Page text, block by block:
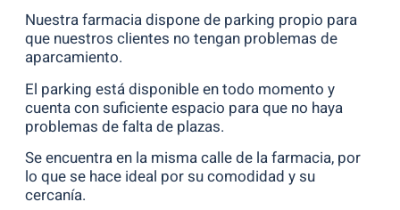
Nuestra farmacia dispone de parking propio para
que nuestros clientes no tengan problemas de
aparcamiento.
El parking está disponible en todo momento y
cuenta con suficiente espacio para que no haya
problemas de falta de plazas.
Se encuentra en la misma calle de la farmacia, por
lo que se hace ideal por su comodidad y su
cercanía.